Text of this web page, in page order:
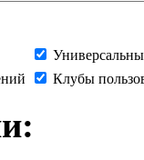
Клубы